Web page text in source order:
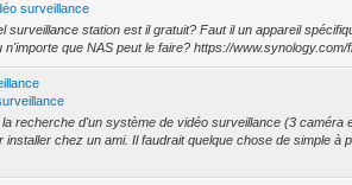
surveillance
surveillance station est il gratuit? Faut il un appareil
n'importe que NAS peut le faire? https://
recherche d'un système de vidéo surveillance (3 caméra
installer chez un ami. Il faudrait quelque chose de simple à